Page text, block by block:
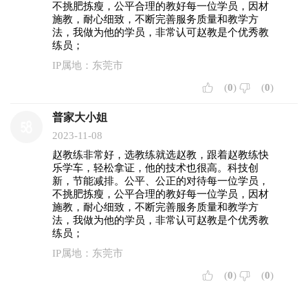
不挑肥拣瘦，公平合理的教好每一位学员，因材
施教，耐心细致，不断完善服务质量和教学方
法，我做为他的学员，非常认可赵教是个优秀教
练员；
IP属地：东莞市
(0) (0)
普家大小姐
2023-11-08
赵教练非常好，选教练就选赵教，跟着赵教练快
乐学车，轻松拿证，他的技术也很高。科技创
新，节能减排。公平、公正的对待每一位学员，
不挑肥拣瘦，公平合理的教好每一位学员，因材
施教，耐心细致，不断完善服务质量和教学方
法，我做为他的学员，非常认可赵教是个优秀教
练员；
IP属地：东莞市
(0) (0)